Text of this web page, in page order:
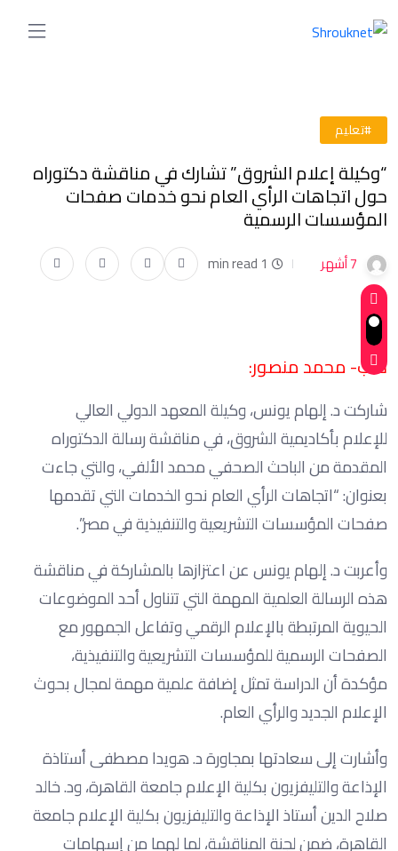
#تعليم
“وكيلة إعلام الشروق” تشارك في مناقشة دكتوراه
حول اتجاهات الرأي العام نحو خدمات صفحات
المؤسسات الرسمية
7 أشهر 1 min read
كتب- محمد منصور:
شاركت د. إلهام يونس، وكيلة المعهد الدولي العالي
للإعلام بأكاديمية الشروق، في مناقشة رسالة الدكتوراه
المقدمة من الباحث الصحفي محمد الألفي، والتي جاءت
بعنوان: “اتجاهات الرأي العام نحو الخدمات التي تقدمها
صفحات المؤسسات التشريعية والتنفيذية في مصر”.
وأعربت د. إلهام يونس عن اعتزازها بالمشاركة في مناقشة
هذه الرسالة العلمية المهمة التي تتناول أحد الموضوعات
الحيوية المرتبطة بالإعلام الرقمي وتفاعل الجمهور مع
الصفحات الرسمية للمؤسسات التشريعية والتنفيذية،
مؤكدة أن الدراسة تمثل إضافة علمية مهمة لمجال بحوث
الإعلام الجديد والرأي العام.
وأشارت إلى سعادتها بمجاورة د. هويدا مصطفى أستاذة
الإذاعة والتليفزيون بكلية الإعلام جامعة القاهرة، ود. خالد
صلاح الدين أستاذ الإذاعة والتليفزيون بكلية الإعلام جامعة
القاهرة، ضمن لجنة المناقشة، لما لهما من إسهامات